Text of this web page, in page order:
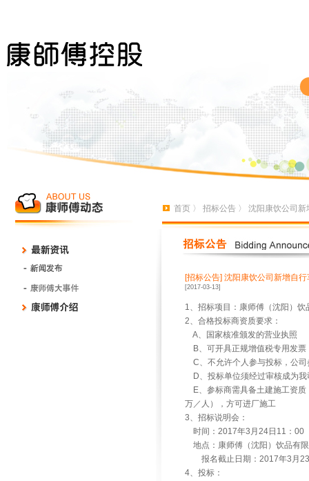
首页 〉 招标公告 〉 沈阳康饮公司
[招标公告] 沈阳康饮公司新增自
[2017-03-13]
1、招标项目：康师傅（沈阳）
2、合格投标商资质要求：
A、国家核准颁发的营业执照
B、可开具正规增值税专用发
C、不允许个人参与投标，公
D、投标单位须经过审核成为
E、参标商需具备土建施工资
万／人），方可进厂施工
3、招标说明会：
时间： 2017年3 月 24日 11 ： 00
地点：康师傅（沈阳）饮品有
报名截止日期： 2017年3 月 23
4、投标：